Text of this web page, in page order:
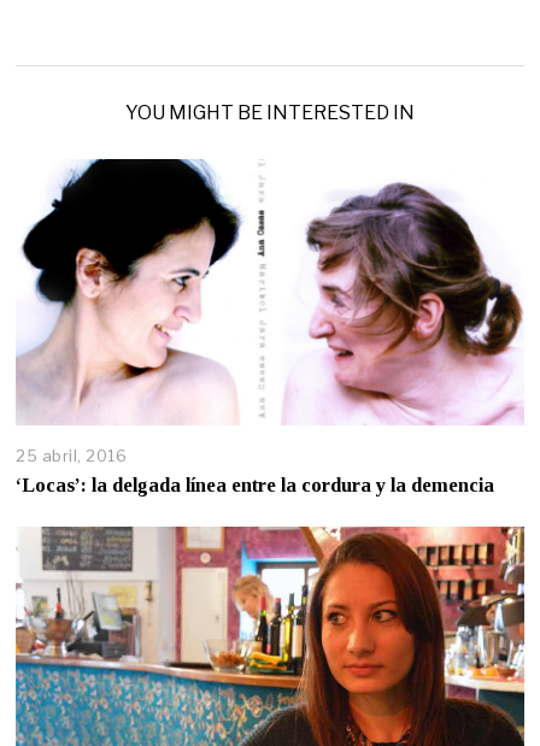
YOU MIGHT BE INTERESTED IN
25 abril, 2016
‘Locas’: la delgada línea entre la cordura y la demencia